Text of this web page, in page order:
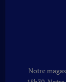
Notre